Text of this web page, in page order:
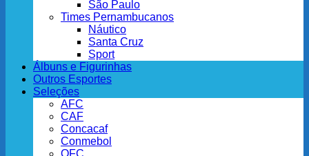
São Paulo
Times Pernambucanos
Náutico
Santa Cruz
Sport
Álbuns e Figurinhas
Outros Esportes
Seleções
AFC
CAF
Concacaf
Conmebol
OFC